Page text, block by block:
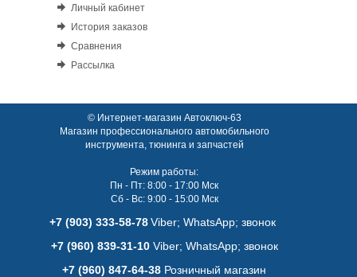
Личный кабинет
История заказов
Сравнения
Рассылка
© Интернет-магазин Автоключ-63
Магазин профессионального автомобильного
инструмента, тюнинга и запчастей
Режим работы:
Пн - Пт: 8:00 - 17:00 Мск
Сб - Вс: 9:00 - 15:00 Мск
+7 (903) 333-58-78 Viber; WhatsАpp; звонок
+7 (960) 839-31-10Viber; WhatsАpp; звонок
+7 (960) 847-64-38 Розничный магазин